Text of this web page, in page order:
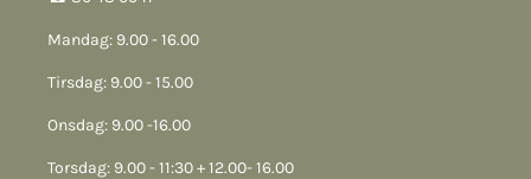
Mandag: 9.00 - 16.00
Tirsdag: 9.00 - 15.00
Onsdag: 9.00 -16.00
Torsdag: 9.00 - 11:30 + 12.00- 16.00